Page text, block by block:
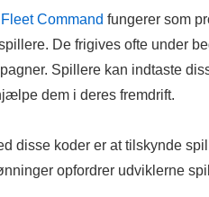
Command fungerer som
De frigives ofte under
Spillere kan indtaste
dem i deres fremdrift.
disse koder er at tilskynde
opfordrer udviklerne